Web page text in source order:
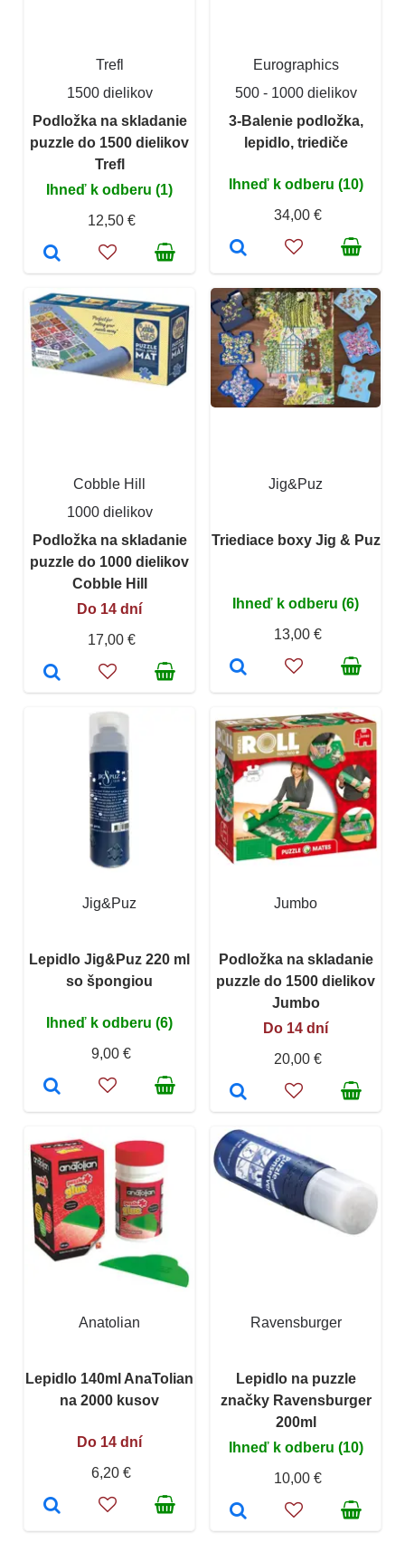
Trefl
1500 dielikov
Podložka na skladanie
puzzle do 1500 dielikov
Trefl
Ihneď k odberu (1)
12,50 €
Eurographics
500 - 1000 dielikov
3-Balenie podložka,
lepidlo, triediče
Ihneď k odberu (10)
34,00 €
Cobble Hill
1000 dielikov
Podložka na skladanie
puzzle do 1000 dielikov
Cobble Hill
Do 14 dní
17,00 €
Jig&Puz
Triediace boxy Jig & Puz
Ihneď k odberu (6)
13,00 €
Jig&Puz
Lepidlo Jig&Puz 220 ml
so špongiou
Ihneď k odberu (6)
9,00 €
Jumbo
Podložka na skladanie
puzzle do 1500 dielikov
Jumbo
Do 14 dní
20,00 €
Anatolian
Lepidlo 140ml AnaTolian
na 2000 kusov
Do 14 dní
6,20 €
Ravensburger
Lepidlo na puzzle
značky Ravensburger
200ml
Ihneď k odberu (10)
10,00 €